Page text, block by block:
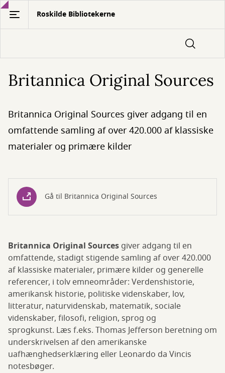
Gå
hovedindhold
Roskilde Bibliotekerne
Britannica Original Sources
Britannica Original Sources giver adgang til en
omfattende samling af over 420.000 af klassiske
materialer og primære kilder
Gå til Britannica Original Sources
Britannica Original Sources giver adgang til en
omfattende, stadigt stigende samling af over 420.000
af klassiske materialer, primære kilder og generelle
referencer, i tolv emneområder: Verdenshistorie,
amerikansk historie, politiske videnskaber, lov,
litteratur, naturvidenskab, matematik, sociale
videnskaber, filosofi, religion, sprog og
sprogkunst. Læs f.eks. Thomas Jefferson beretning om
underskrivelsen af den amerikanske
uafhænghedserklæring eller Leonardo da Vincis
notesbøger.